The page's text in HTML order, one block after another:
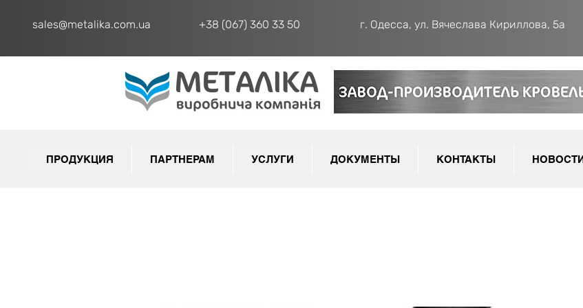
sales@metalika.com.ua +38 (067) 360 33 50 г. Одесса, ул. Вячеслава Кириллова, 5а
ПРОДУКЦИЯ ПАРТНЕРАМ УСЛУГИ ДОКУМЕНТЫ КОНТАКТЫ